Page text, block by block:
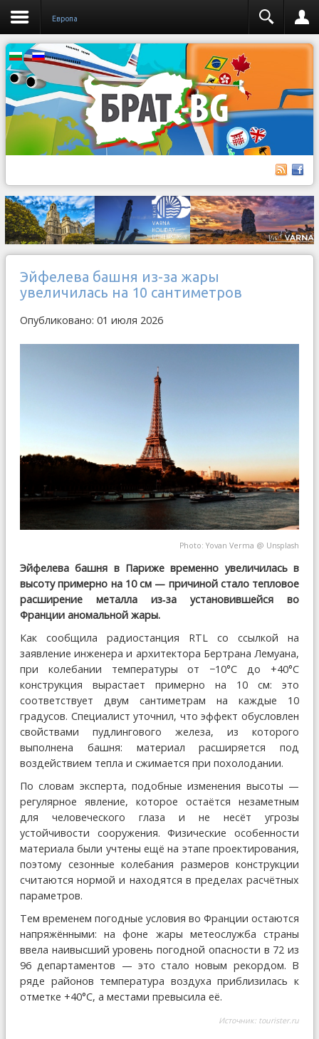
Европа
Эйфелева башня из-за жары
увеличилась на 10 сантиметров
Опубликовано: 01 июля 2026
Photo: Yovan Verma @ Unsplash
Эйфелева башня в Париже временно увеличилась в
высоту примерно на 10 см — причиной стало тепловое
расширение металла из‑за установившейся во
Франции аномальной жары.
Как сообщила радиостанция RTL со ссылкой на
заявление инженера и архитектора Бертрана Лемуана,
при колебании температуры от −10°C до +40°C
конструкция вырастает примерно на 10 см: это
соответствует двум сантиметрам на каждые 10
градусов. Специалист уточнил, что эффект обусловлен
свойствами пудлингового железа, из которого
выполнена башня: материал расширяется под
воздействием тепла и сжимается при похолодании.
По словам эксперта, подобные изменения высоты —
регулярное явление, которое остаётся незаметным
для человеческого глаза и не несёт угрозы
устойчивости сооружения. Физические особенности
материала были учтены ещё на этапе проектирования,
поэтому сезонные колебания размеров конструкции
считаются нормой и находятся в пределах расчётных
параметров.
Тем временем погодные условия во Франции остаются
напряжёнными: на фоне жары метеослужба страны
ввела наивысший уровень погодной опасности в 72 из
96 департаментов — это стало новым рекордом. В
ряде районов температура воздуха приблизилась к
отметке +40°C, а местами превысила её.
Источник: tourister.ru